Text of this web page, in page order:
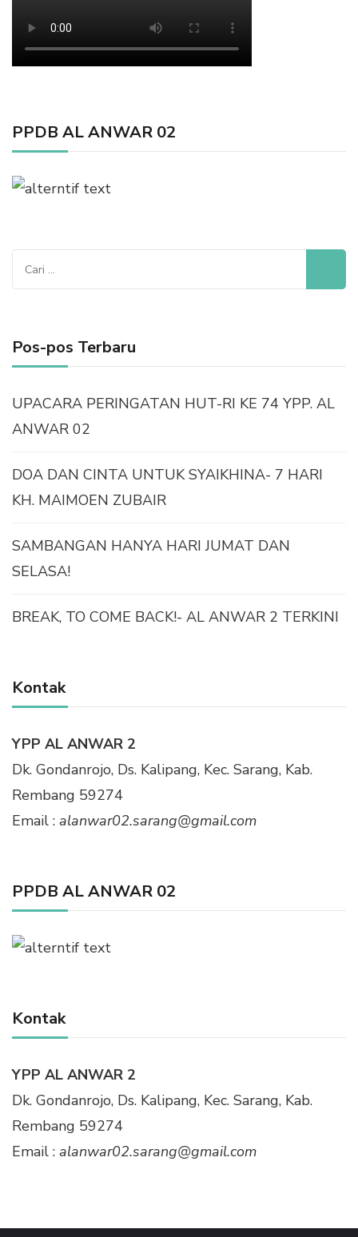
PPDB AL ANWAR 02
Cari
untuk:
Pos-pos Terbaru
UPACARA PERINGATAN HUT-RI KE 74 YPP. AL
ANWAR 02
DOA DAN CINTA UNTUK SYAIKHINA- 7 HARI
KH. MAIMOEN ZUBAIR
SAMBANGAN HANYA HARI JUMAT DAN
SELASA!
BREAK, TO COME BACK!- AL ANWAR 2 TERKINI
Kontak
YPP AL ANWAR 2
Dk. Gondanrojo, Ds. Kalipang, Kec. Sarang, Kab.
Rembang 59274
Email : alanwar02.sarang@gmail.com
PPDB AL ANWAR 02
Kontak
YPP AL ANWAR 2
Dk. Gondanrojo, Ds. Kalipang, Kec. Sarang, Kab.
Rembang 59274
Email : alanwar02.sarang@gmail.com